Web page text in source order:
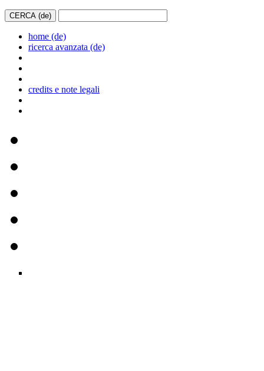
home (de)
ricerca avanzata (de)
credits e note legali